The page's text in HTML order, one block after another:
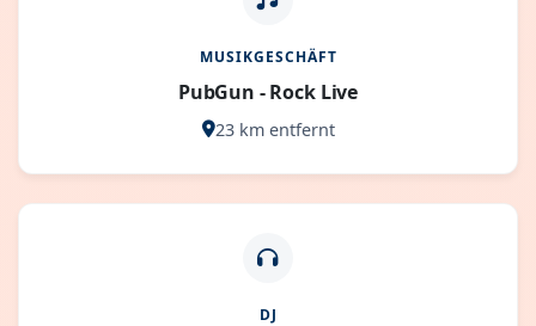
MUSIKGESCHÄFT
PubGun - Rock Live
23 km entfernt
DJ